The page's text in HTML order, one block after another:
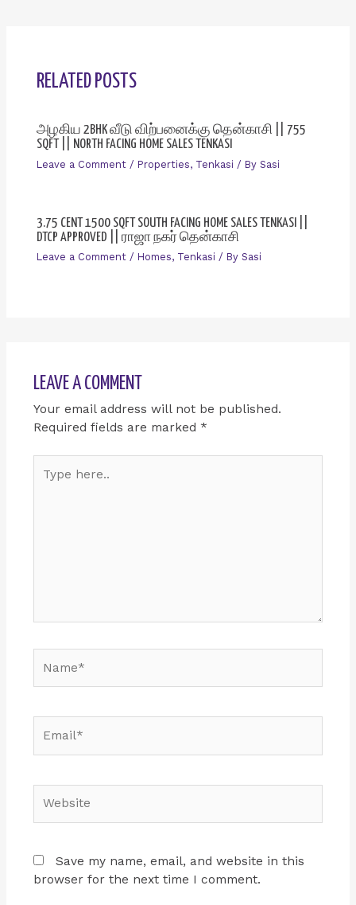
RELATED POSTS
அழகிய 2BHK வீடு விற்பனைக்கு தென்காசி || 755
SQFT || NORTH FACING HOME SALES TENKASI
Leave a Comment / Properties, Tenkasi / By Sasi
3.75 CENT 1500 SQFT SOUTH FACING HOME SALES TENKASI ||
DTCP APPROVED || ராஜா நகர் தென்காசி
Leave a Comment / Homes, Tenkasi / By Sasi
LEAVE A COMMENT
Your email address will not be published.
Required fields are marked *
here..
Save my name, email, and website in this
browser for the next time I comment.